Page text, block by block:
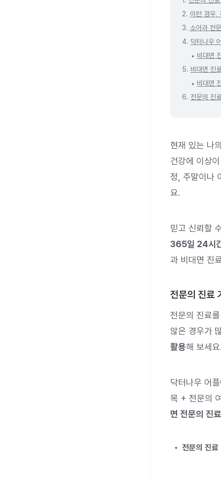
2. 이런 경우,
3. 소아과 전
4. 닥터나우
비대면
5. 비대면 진
비대면
6. 전문의 진
현재 있는 나
건강에 이상
정, 주말이나
요.
믿고 신뢰할
365일 24시
과 비대면 진
전문의 진료
전문의 진료
않은 경우가
활용해 보세
닥터나우 어
목 + 전문의
면 전문의 진
전문의 진